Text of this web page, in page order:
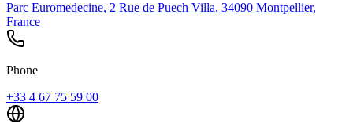
Parc Euromedecine, 2 Rue de Puech Villa, 34090 Montpellier,
France
Phone
+33 4 67 75 59 00